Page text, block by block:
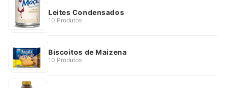
Leites Condensados
10 Produtos
Biscoitos de Maizena
10 Produtos